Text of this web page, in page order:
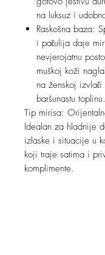
na luksuz i
Raskošna baza:
i pačulija daje
nevjerojatnu
muškoj koži
na ženskoj izvlači
baršunastu toplinu.
Tip mirisa:
Idealan za hladnije
izlaske i situacije u
koji traje satima i
komplimente.